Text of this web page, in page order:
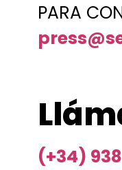
PARA
(+34)